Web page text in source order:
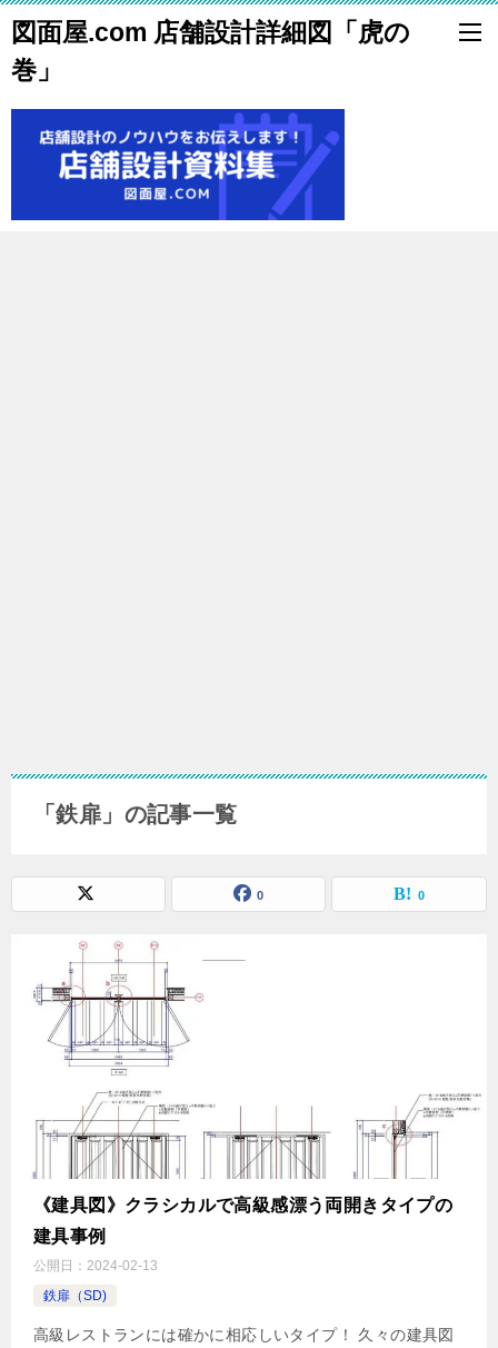
図面屋.com 店舗設計詳細図「虎の
巻」
「鉄扉」の記事一覧
0 0
《建具図》クラシカルで高級感漂う両開きタイプの
建具事例
公開日： 2024-02-13
鉄扉（SD)
高級レストランには確かに相応しいタイプ！ 久々の建具図